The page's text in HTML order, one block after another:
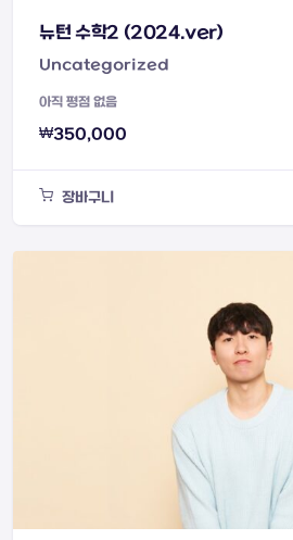
뉴턴 수학2 (2024.ver)
Uncategorized
아직 평점 없음
₩350,000
장바구니